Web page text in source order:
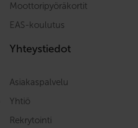
Moottoripyöräkortit
EAS-koulutus
Yhteystiedot
Asiakaspalvelu
Yhtiö
Rekrytointi